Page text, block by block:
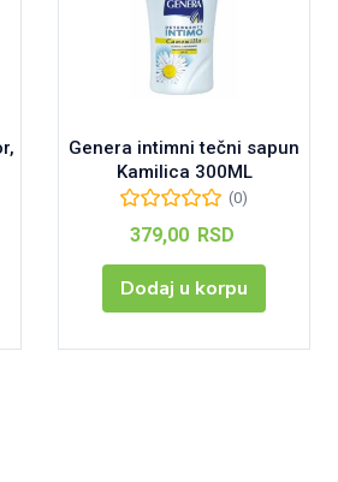
Genera intimni tečni sapun
Kamilica 300ML
(0)
379,00 RSD
Dodaj u korpu